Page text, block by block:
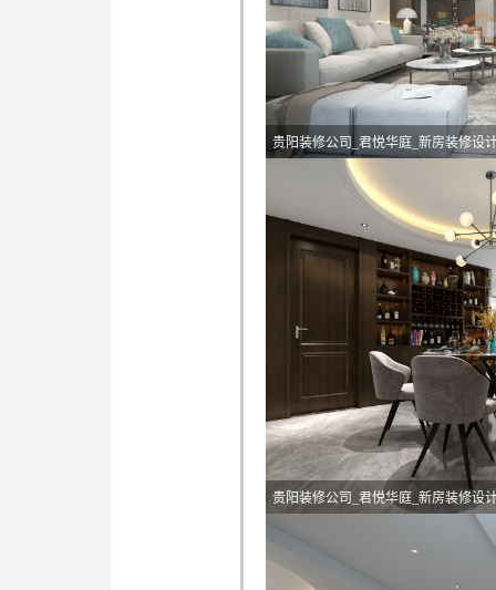
贵阳装修公司_君悦华庭_新房装修设
贵阳装修公司_君悦华庭_新房装修设